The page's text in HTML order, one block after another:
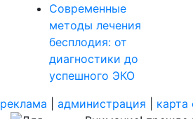
Современные
методы лечения
бесплодия: от
диагностики до
успешного ЭКО
реклама
администрация карта